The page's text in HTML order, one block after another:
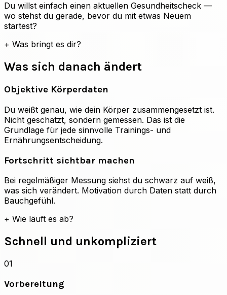
Du willst einfach einen aktuellen Gesundheitscheck —
wo stehst du gerade, bevor du mit etwas Neuem
startest?
+ Was bringt es dir?
Was sich danach ändert
Objektive Körperdaten
Du weißt genau, wie dein Körper zusammengesetzt ist.
Nicht geschätzt, sondern gemessen. Das ist die
Grundlage für jede sinnvolle Trainings- und
Ernährungsentscheidung.
Fortschritt sichtbar machen
Bei regelmäßiger Messung siehst du schwarz auf weiß,
was sich verändert. Motivation durch Daten statt durch
Bauchgefühl.
+ Wie läuft es ab?
Schnell und unkompliziert
01
Vorbereitung